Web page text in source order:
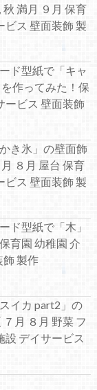
満月 ９月 保育
ビス 壁面装飾 製
ド型紙で「キャ
作ってみた！保
ービス 壁面装飾
き氷」の壁面飾
８月 屋台 保育
ビス 壁面装飾 製
ド型紙で「木」
育園 幼稚園 介
飾 製作
イカ part2」の
月 ８月 野菜 フ
設 デイサービス